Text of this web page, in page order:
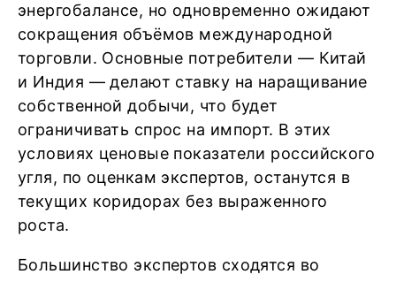
энергобалансе, но одновременно ожидают
сокращения объёмов международной
торговли. Основные потребители — Китай
и Индия — делают ставку на наращивание
собственной добычи, что будет
ограничивать спрос на импорт. В этих
условиях ценовые показатели российского
угля, по оценкам экспертов, останутся в
текущих коридорах без выраженного
роста.
Большинство экспертов сходятся во